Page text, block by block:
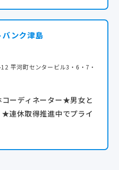
バンク津島
平河町センタービル3・6・7・
ーディネーター★男女と
連休取得推進中でプライ